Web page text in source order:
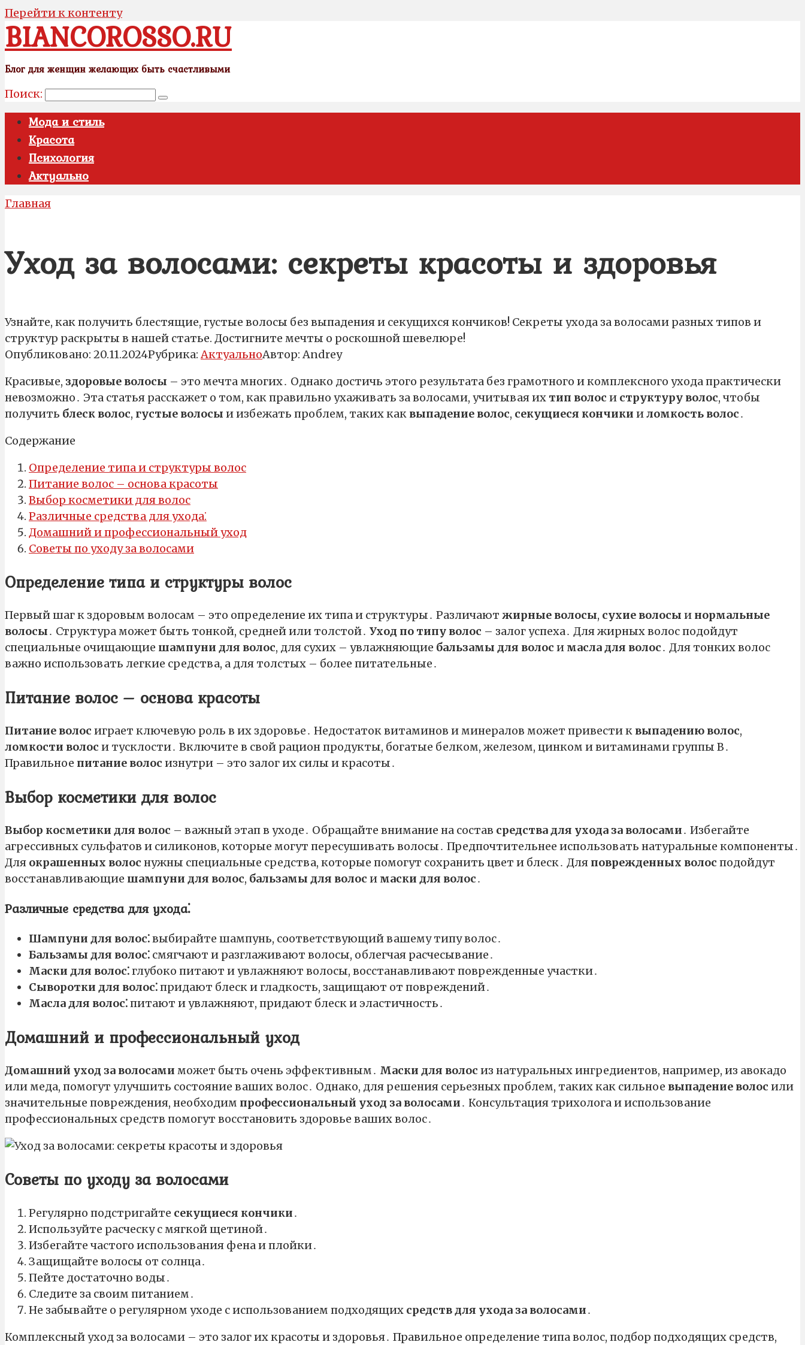
Перейти к контенту
BIANCOROSSO.RU
Блог для женщин желающих быть счастливыми
Поиск:
Мода и стиль
Красота
Психология
Актуально
Главная
Уход за волосами: секреты красоты и здоровья
Узнайте, как получить блестящие, густые волосы без выпадения и секущихся кончиков! Секреты ухода за волосами разных типов и
структур раскрыты в нашей статье. Достигните мечты о роскошной шевелюре!
Опубликовано: 20.11.2024Рубрика: АктуальноАвтор: Andrey
Красивые, здоровые волосы – это мечта многих․ Однако достичь этого результата без грамотного и комплексного ухода практически
невозможно․ Эта статья расскажет о том, как правильно ухаживать за волосами, учитывая их тип волос и структуру волос, чтобы
получить блеск волос, густые волосы и избежать проблем, таких как выпадение волос, секущиеся кончики иломкость волос․
Содержание
Определение типа и структуры волос
Питание волос – основа красоты
Выбор косметики для волос
Различные средства для ухода⁚
Домашний и профессиональный уход
Советы по уходу за волосами
Определение типа и структуры волос
Первый шаг к здоровым волосам – это определение их типа и структуры․ Различают жирные волосы, сухие волосы и нормальные
волосы․ Структура может быть тонкой, средней или толстой․ Уход по типу волос – залог успеха․ Для жирных волос подойдут
специальные очищающие шампуни для волос, для сухих – увлажняющие бальзамы для волос и масла для волос․ Для тонких волос
важно использовать легкие средства, а для толстых – более питательные․
Питание волос – основа красоты
Питание волос играет ключевую роль в их здоровье․ Недостаток витаминов и минералов может привести к выпадению волос,
ломкости волос и тусклости․ Включите в свой рацион продукты, богатые белком, железом, цинком и витаминами группы В․
Правильное питание волос изнутри – это залог их силы и красоты․
Выбор косметики для волос
Выбор косметики для волос – важный этап в уходе․ Обращайте внимание на состав средства для ухода за волосами․ Избегайте
агрессивных сульфатов и силиконов, которые могут пересушивать волосы․ Предпочтительнее использовать натуральные компоненты․
Для окрашенных волос нужны специальные средства, которые помогут сохранить цвет и блеск․ Для поврежденных волос подойдут
восстанавливающие шампуни для волос, бальзамы для волос и маски для волос․
Различные средства для ухода⁚
Шампуни для волос⁚выбирайте шампунь, соответствующий вашему типу волос․
Бальзамы для волос⁚ смягчают и разглаживают волосы, облегчая расчесывание․
Маски для волос⁚глубоко питают и увлажняют волосы, восстанавливают поврежденные участки․
Сыворотки для волос⁚придают блеск и гладкость, защищают от повреждений․
Масла для волос⁚питают и увлажняют, придают блеск и эластичность․
Домашний и профессиональный уход
Домашний уход за волосами может быть очень эффективным․ Маски для волос из натуральных ингредиентов, например, из авокадо
или меда, помогут улучшить состояние ваших волос․ Однако, для решения серьезных проблем, таких как сильное выпадение волос или
значительные повреждения, необходим профессиональный уход за волосами․ Консультация трихолога и использование
профессиональных средств помогут восстановить здоровье ваших волос․
Советы по уходу за волосами
Регулярно подстригайте секущиеся кончики․
Используйте расческу с мягкой щетиной․
Избегайте частого использования фена и плойки․
Защищайте волосы от солнца․
Пейте достаточно воды․
Следите за своим питанием․
Не забывайте о регулярном уходе с использованием подходящих средств для ухода за волосами․
Комплексный уход за волосами – это залог их красоты и здоровья․ Правильное определение типа волос, подбор подходящих средств,